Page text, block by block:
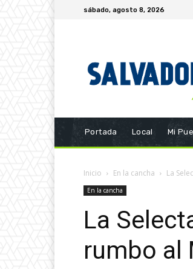
sábado, agosto 8, 2026
Portada Local Mi
Inicio En la cancha La
En la cancha
La
rumbo al